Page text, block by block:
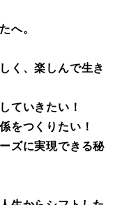
へ。
く、楽しんで生き
ていきたい！
をつくりたい！
ズに実現できる秘